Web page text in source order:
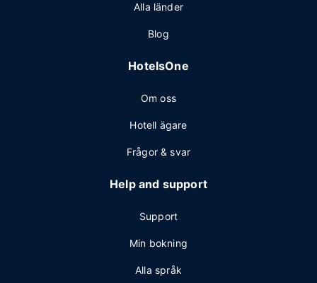
Alla länder
Blog
HotelsOne
Om oss
Hotell ägare
Frågor & svar
Help and support
Support
Min bokning
Alla språk